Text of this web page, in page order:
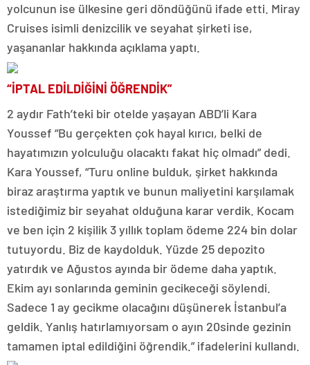
yolcunun ise ülkesine geri döndüğünü ifade etti. Miray
Cruises isimli denizcilik ve seyahat şirketi ise,
yaşananlar hakkında açıklama yaptı.
“İPTAL EDİLDİĞİNİ ÖĞRENDİK”
2 aydır Fath’teki bir otelde yaşayan ABD’li Kara
Youssef “Bu gerçekten çok hayal kırıcı, belki de
hayatımızın yolculuğu olacaktı fakat hiç olmadı” dedi.
Kara Youssef, “Turu online bulduk, şirket hakkında
biraz araştırma yaptık ve bunun maliyetini karşılamak
istediğimiz bir seyahat olduğuna karar verdik. Kocam
ve ben için 2 kişilik 3 yıllık toplam ödeme 224 bin dolar
tutuyordu. Biz de kaydolduk. Yüzde 25 depozito
yatırdık ve Ağustos ayında bir ödeme daha yaptık.
Ekim ayı sonlarında geminin gecikeceği söylendi.
Sadece 1 ay gecikme olacağını düşünerek İstanbul’a
geldik. Yanlış hatırlamıyorsam o ayın 20sinde gezinin
tamamen iptal edildiğini öğrendik.” ifadelerini kullandı.